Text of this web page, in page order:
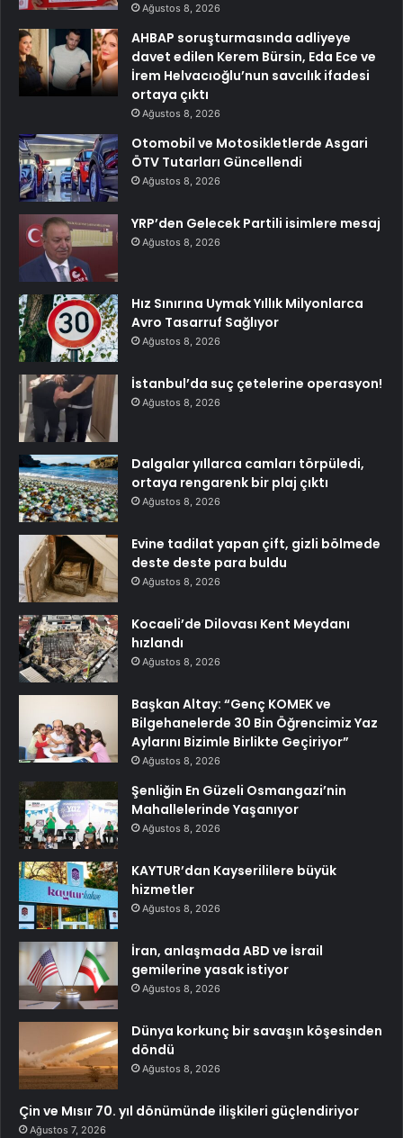
Ağustos 8, 2026
AHBAP soruşturmasında adliyeye
davet edilen Kerem Bürsin, Eda Ece ve
İrem Helvacıoğlu’nun savcılık ifadesi
ortaya çıktı
Ağustos 8, 2026
Otomobil ve Motosikletlerde Asgari
ÖTV Tutarları Güncellendi
Ağustos 8, 2026
YRP’den Gelecek Partili isimlere mesaj
Ağustos 8, 2026
Hız Sınırına Uymak Yıllık Milyonlarca
Avro Tasarruf Sağlıyor
Ağustos 8, 2026
İstanbul’da suç çetelerine operasyon!
Ağustos 8, 2026
Dalgalar yıllarca camları törpüledi,
ortaya rengarenk bir plaj çıktı
Ağustos 8, 2026
Evine tadilat yapan çift, gizli bölmede
deste deste para buldu
Ağustos 8, 2026
Kocaeli’de Dilovası Kent Meydanı
hızlandı
Ağustos 8, 2026
Başkan Altay: “Genç KOMEK ve
Bilgehanelerde 30 Bin Öğrencimiz Yaz
Aylarını Bizimle Birlikte Geçiriyor”
Ağustos 8, 2026
Şenliğin En Güzeli Osmangazi’nin
Mahallelerinde Yaşanıyor
Ağustos 8, 2026
KAYTUR’dan Kayserililere büyük
hizmetler
Ağustos 8, 2026
İran, anlaşmada ABD ve İsrail
gemilerine yasak istiyor
Ağustos 8, 2026
Dünya korkunç bir savaşın köşesinden
döndü
Ağustos 8, 2026
Çin ve Mısır 70. yıl dönümünde ilişkileri güçlendiriyor
Ağustos 7, 2026